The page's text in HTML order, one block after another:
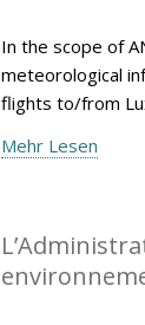
In the scope of
meteorological
flights to/from
Mehr Lesen